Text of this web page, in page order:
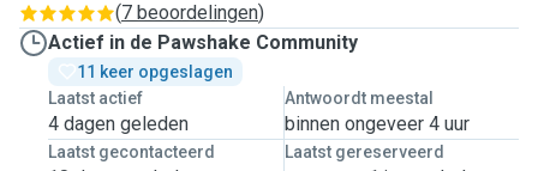
(7 beoordelingen)
Actief in de Pawshake Community
11 keer opgeslagen
Laatst actief
4 dagen geleden
Antwoordt meestal
binnen ongeveer 4 uur
Laatst gecontacteerd Laatst gereserveerd